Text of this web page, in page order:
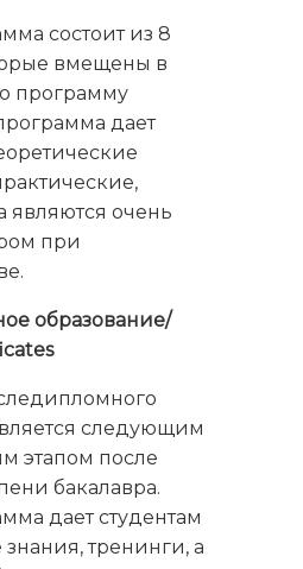
состоит из 8
вмещены в
программу
дает
являются очень
при
образование/
следующим
этапом после
бакалавра.
дает студентам
тренинги, а